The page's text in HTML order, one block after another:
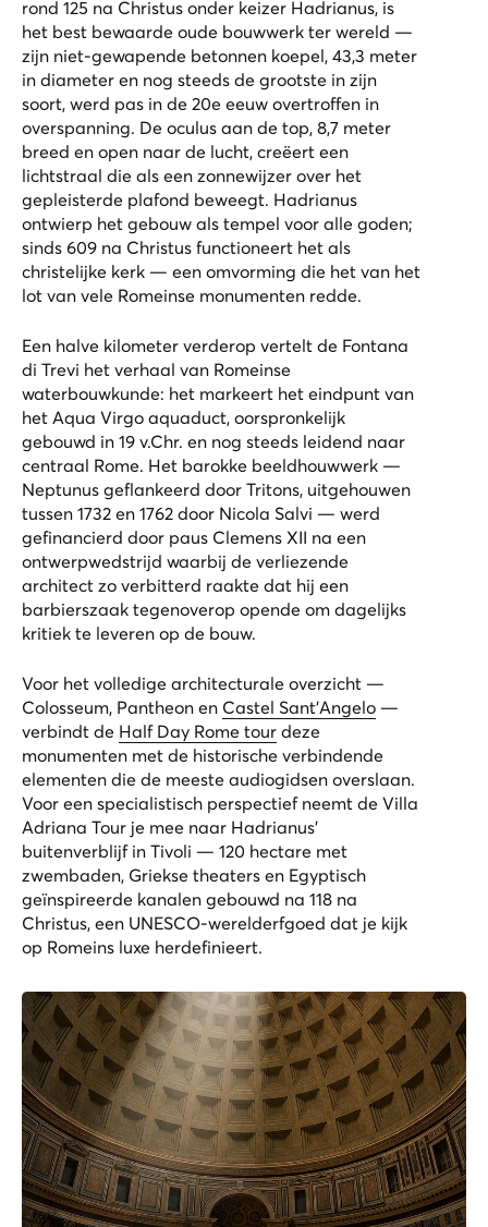
rond 125 na Christus onder keizer Hadrianus, is
het best bewaarde oude bouwwerk ter wereld —
zijn niet-gewapende betonnen koepel, 43,3 meter
in diameter en nog steeds de grootste in zijn
soort, werd pas in de 20e eeuw overtroffen in
overspanning. De oculus aan de top, 8,7 meter
breed en open naar de lucht, creëert een
lichtstraal die als een zonnewijzer over het
gepleisterde plafond beweegt. Hadrianus
ontwierp het gebouw als tempel voor alle goden;
sinds 609 na Christus functioneert het als
christelijke kerk — een omvorming die het van het
lot van vele Romeinse monumenten redde.
Een halve kilometer verderop vertelt de Fontana
di Trevi het verhaal van Romeinse
waterbouwkunde: het markeert het eindpunt van
het Aqua Virgo aquaduct, oorspronkelijk
gebouwd in 19 v.Chr. en nog steeds leidend naar
centraal Rome. Het barokke beeldhouwwerk —
Neptunus geflankeerd door Tritons, uitgehouwen
tussen 1732 en 1762 door Nicola Salvi — werd
gefinancierd door paus Clemens XII na een
ontwerpwedstrijd waarbij de verliezende
architect zo verbitterd raakte dat hij een
barbierszaak tegenoverop opende om dagelijks
kritiek te leveren op de bouw.
Voor het volledige architecturale overzicht —
Colosseum, Pantheon en Castel Sant'Angelo —
verbindt de Half Day Rome tour deze
monumenten met de historische verbindende
elementen die de meeste audiogidsen overslaan.
Voor een specialistisch perspectief neemt de Villa
Adriana Tour je mee naar Hadrianus’
buitenverblijf in Tivoli — 120 hectare met
zwembaden, Griekse theaters en Egyptisch
geïnspireerde kanalen gebouwd na 118 na
Christus, een UNESCO-werelderfgoed dat je kijk
op Romeins luxe herdefinieert.